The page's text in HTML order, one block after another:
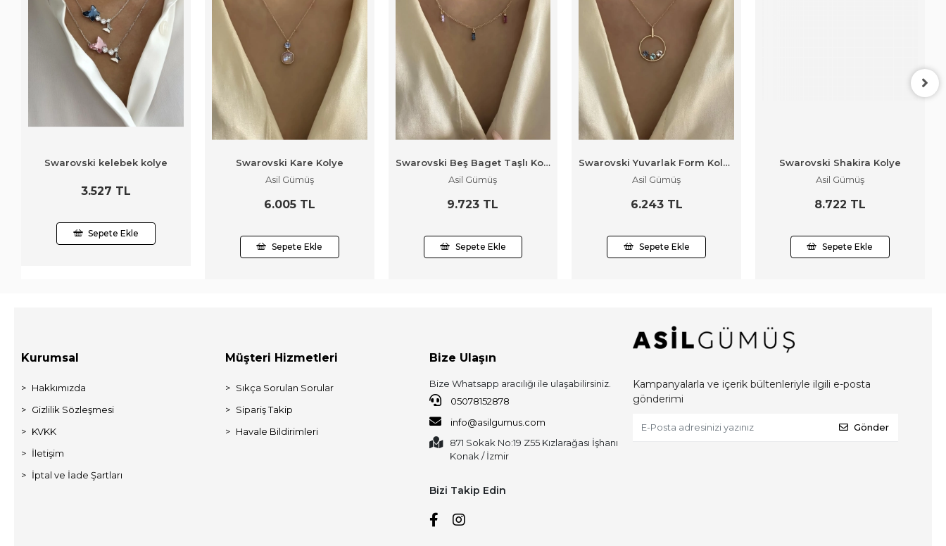
Swarovski kelebek kolye
3.527 TL
Sepete Ekle
Swarovski Kare Kolye
Asil Gümüş
6.005 TL
Sepete Ekle
Swarovski Beş Baget Taşlı Kolye
Asil Gümüş
9.723 TL
Sepete Ekle
Swarovski Yuvarlak Form Kolye
Asil Gümüş
6.243 TL
Sepete Ekle
Swarovski Shakira Kolye
Asil Gümüş
8.722 TL
Sepete Ekle
Kurumsal
Hakkımızda
Gizlilik Sözleşmesi
KVKK
İletişim
İptal ve İade Şartları
Müşteri Hizmetleri
Sıkça Sorulan Sorular
Sipariş Takip
Havale Bildirimleri
Bize Ulaşın
Bize Whatsapp aracılığı ile ulaşabilirsiniz.
05078152878
info@asilgumus.com
871 Sokak No:19 Z55 Kızlarağası İşhanı
Konak / İzmir
Bizi Takip Edin
Kampanyalarla ve içerik bültenleriyle ilgili e-posta
gönderimi
Gönder